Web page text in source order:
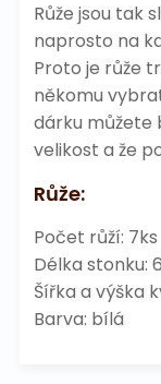
Růže jsou tak
naprosto na
Proto je růže
někomu
dárku můžete
velikost a že
Růže:
Počet růží: 7ks
Délka stonku:
Šířka a výška
Barva: bílá